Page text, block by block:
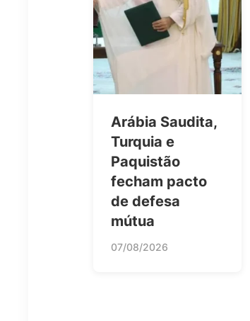
Arábia Saudita,
Turquia e
Paquistão
fecham pacto
de defesa
mútua
07/08/2026